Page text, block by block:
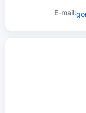
E-mail: